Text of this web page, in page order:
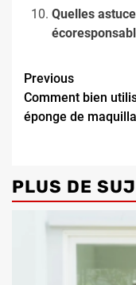
Quelles
Continue
Reading
Previous
Comment bien
éponge de
PLUS DE